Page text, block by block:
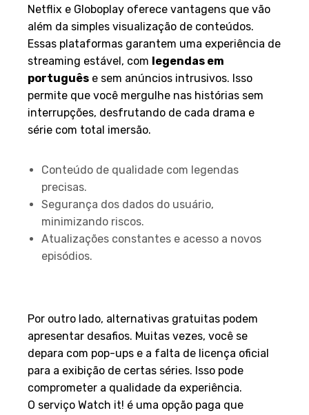
Netflix e Globoplay oferece vantagens que vão
além da simples visualização de conteúdos.
Essas plataformas garantem uma experiência de
streaming estável, com legendas em
português e sem anúncios intrusivos. Isso
permite que você mergulhe nas histórias sem
interrupções, desfrutando de cada drama e
série com total imersão.
Conteúdo de qualidade com legendas
precisas.
Segurança dos dados do usuário,
minimizando riscos.
Atualizações constantes e acesso a novos
episódios.
Por outro lado, alternativas gratuitas podem
apresentar desafios. Muitas vezes, você se
depara com pop-ups e a falta de licença oficial
para a exibição de certas séries. Isso pode
comprometer a qualidade da experiência.
O serviço Watch it! é uma opção paga que